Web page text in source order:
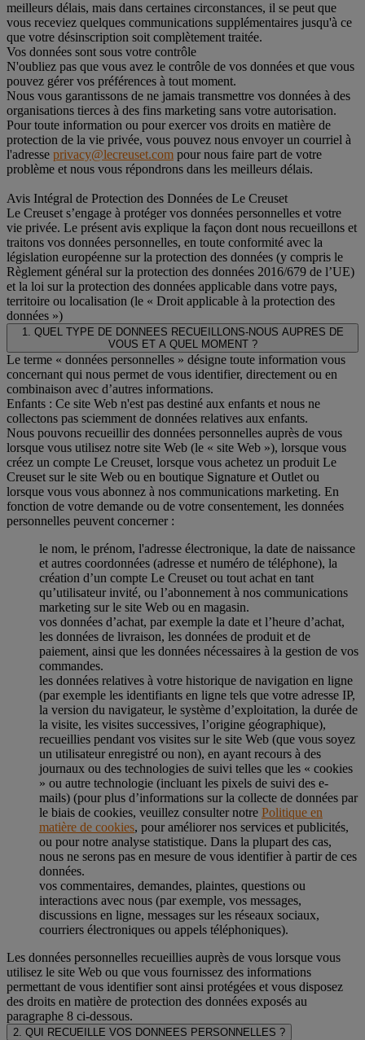
meilleurs délais, mais dans certaines circonstances, il se peut que
vous receviez quelques communications supplémentaires jusqu'à ce
que votre désinscription soit complètement traitée.
Vos données sont sous votre contrôle
N'oubliez pas que vous avez le contrôle de vos données et que vous
pouvez gérer vos préférences à tout moment.
Nous vous garantissons de ne jamais transmettre vos données à des
organisations tierces à des fins marketing sans votre autorisation.
Pour toute information ou pour exercer vos droits en matière de
protection de la vie privée, vous pouvez nous envoyer un courriel à
l'adresse privacy@lecreuset.com pour nous faire part de votre
problème et nous vous répondrons dans les meilleurs délais.
Avis Intégral de Protection des Données de Le Creuset
Le Creuset s’engage à protéger vos données personnelles et votre
vie privée. Le présent avis explique la façon dont nous recueillons et
traitons vos données personnelles, en toute conformité avec la
législation européenne sur la protection des données (y compris le
Règlement général sur la protection des données 2016/679 de l’UE)
et la loi sur la protection des données applicable dans votre pays,
territoire ou localisation (le « Droit applicable à la protection des
données »)
1. QUEL TYPE DE DONNEES RECUEILLONS-NOUS AUPRES DE
VOUS ET A QUEL MOMENT ?
Le terme « données personnelles » désigne toute information vous
concernant qui nous permet de vous identifier, directement ou en
combinaison avec d’autres informations.
Enfants : Ce site Web n'est pas destiné aux enfants et nous ne
collectons pas sciemment de données relatives aux enfants.
Nous pouvons recueillir des données personnelles auprès de vous
lorsque vous utilisez notre site Web (le « site Web »), lorsque vous
créez un compte Le Creuset, lorsque vous achetez un produit Le
Creuset sur le site Web ou en boutique Signature et Outlet ou
lorsque vous vous abonnez à nos communications marketing. En
fonction de votre demande ou de votre consentement, les données
personnelles peuvent concerner :
le nom, le prénom, l'adresse électronique, la date de naissance
et autres coordonnées (adresse et numéro de téléphone), la
création d’un compte Le Creuset ou tout achat en tant
qu’utilisateur invité, ou l’abonnement à nos communications
marketing sur le site Web ou en magasin.
vos données d’achat, par exemple la date et l’heure d’achat,
les données de livraison, les données de produit et de
paiement, ainsi que les données nécessaires à la gestion de vos
commandes.
les données relatives à votre historique de navigation en ligne
(par exemple les identifiants en ligne tels que votre adresse IP,
la version du navigateur, le système d’exploitation, la durée de
la visite, les visites successives, l’origine géographique),
recueillies pendant vos visites sur le site Web (que vous soyez
un utilisateur enregistré ou non), en ayant recours à des
journaux ou des technologies de suivi telles que les « cookies
» ou autre technologie (incluant les pixels de suivi des e-
mails) (pour plus d’informations sur la collecte de données par
le biais de cookies, veuillez consulter notre Politique en
matière de cookies, pour améliorer nos services et publicités,
ou pour notre analyse statistique. Dans la plupart des cas,
nous ne serons pas en mesure de vous identifier à partir de ces
données.
vos commentaires, demandes, plaintes, questions ou
interactions avec nous (par exemple, vos messages,
discussions en ligne, messages sur les réseaux sociaux,
courriers électroniques ou appels téléphoniques).
Les données personnelles recueillies auprès de vous lorsque vous
utilisez le site Web ou que vous fournissez des informations
permettant de vous identifier sont ainsi protégées et vous disposez
des droits en matière de protection des données exposés au
paragraphe 8 ci-dessous.
2. QUI RECUEILLE VOS DONNEES PERSONNELLES ?